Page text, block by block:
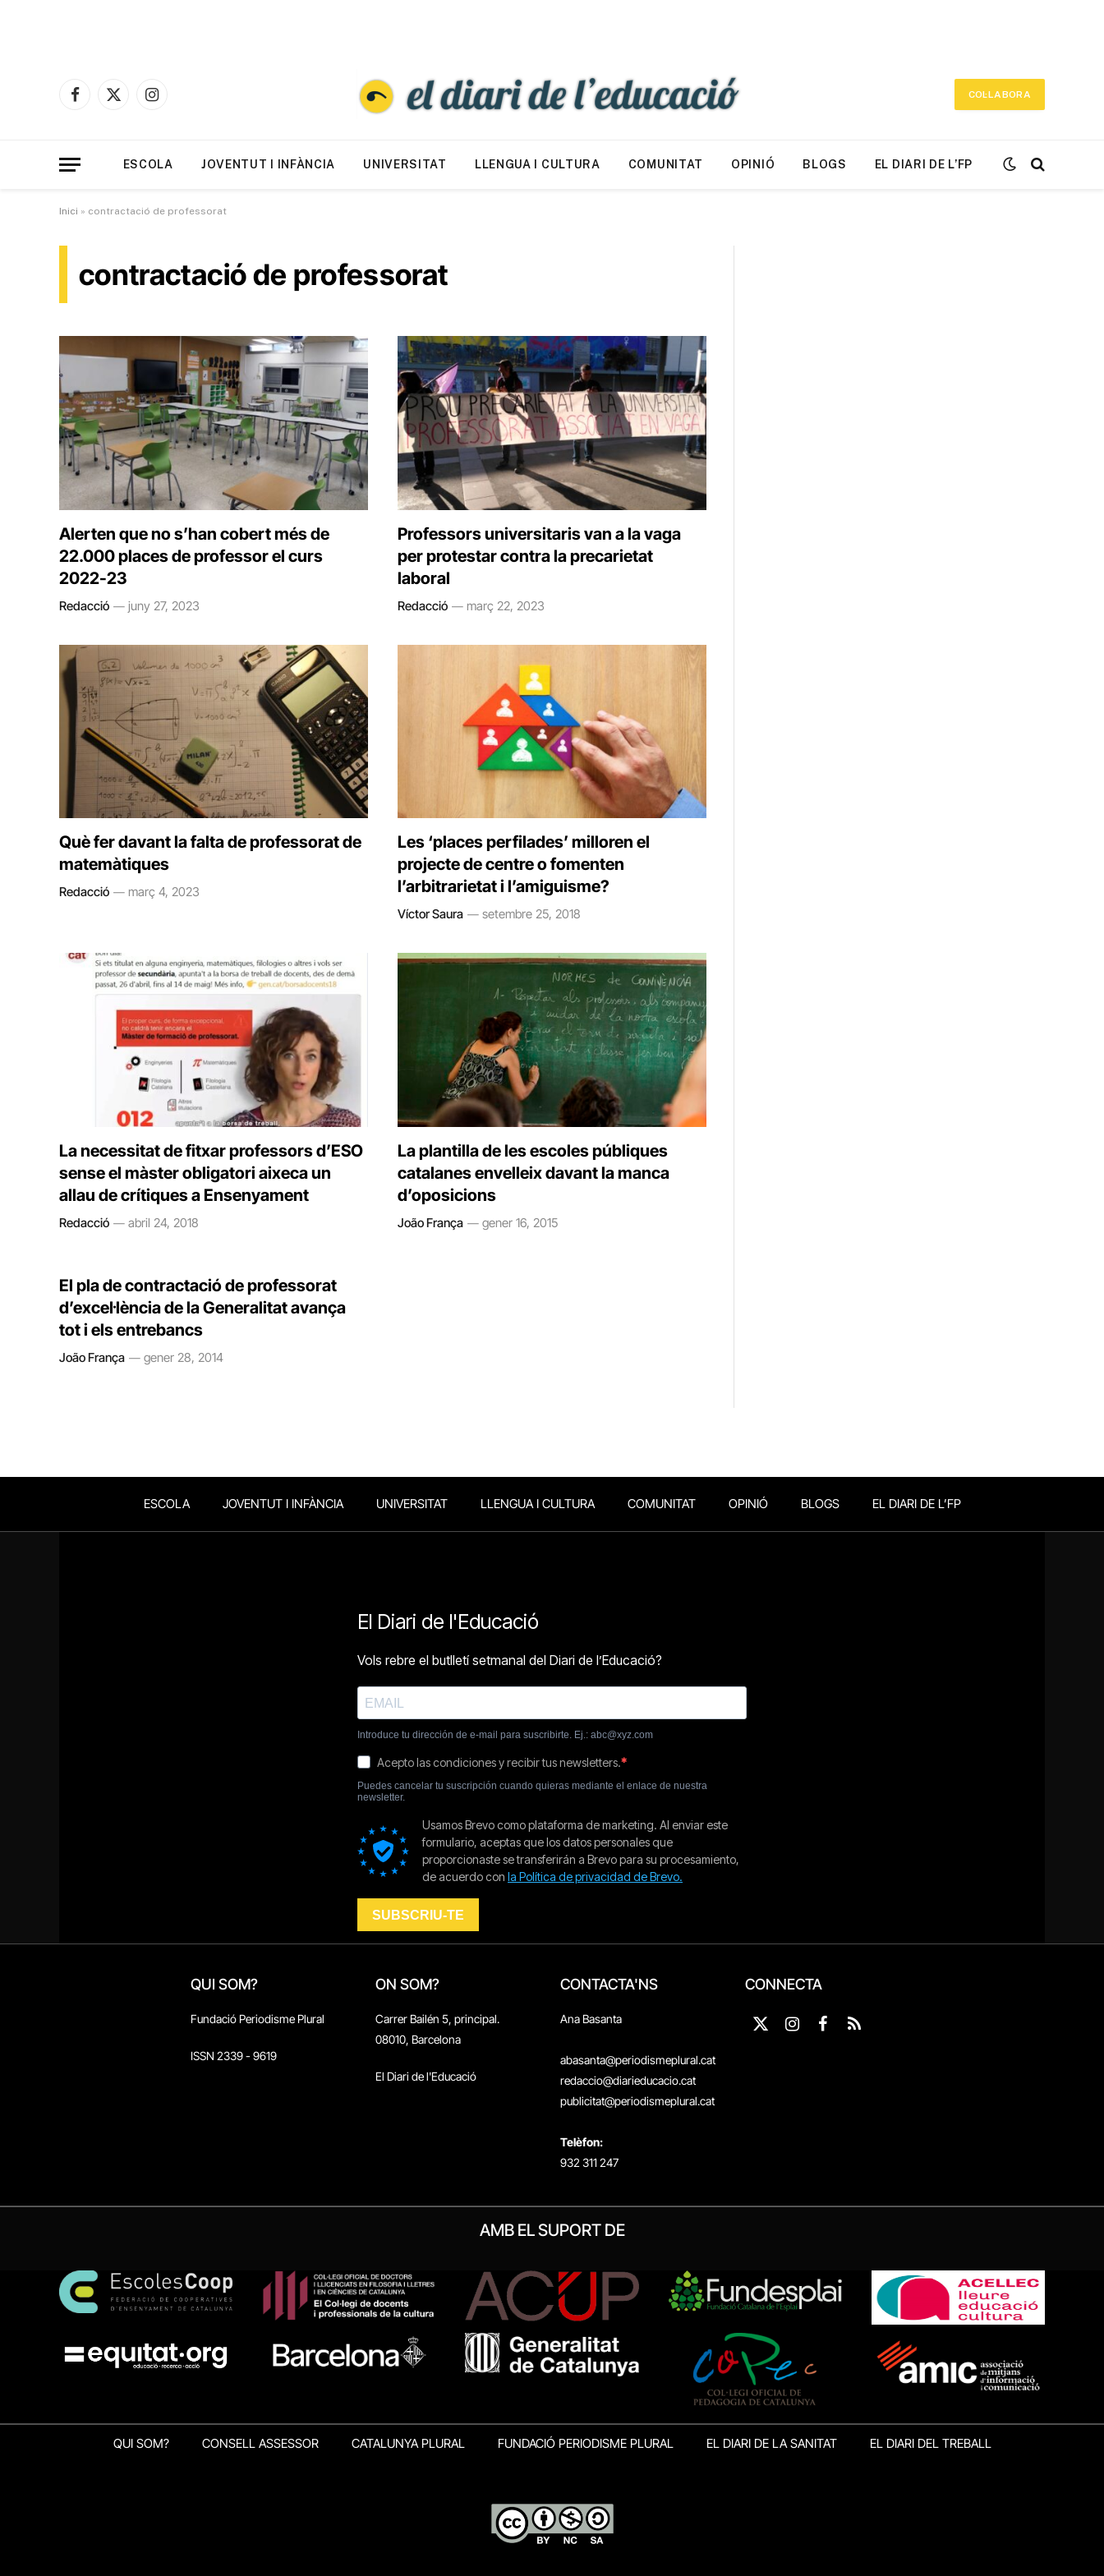
Facebook
X
Instagram
COL·LABORA
ESCOLA JOVENTUT I INFÀNCIA UNIVERSITAT LLENGUA I CULTURA COMUNITAT OPINIÓ BLOGS EL DIARI DE L’FP
Inici » contractació de professorat
contractació de professorat
Alerten que no s’han cobert més de
22.000 places de professor el curs
2022-23
Redacció juny 27, 2023
Professors universitaris van a la vaga
per protestar contra la precarietat
laboral
Redacció març 22, 2023
Què fer davant la falta de professorat de
matemàtiques
Redacció març 4, 2023
Les ‘places perfilades’ milloren el
projecte de centre o fomenten
l’arbitrarietat i l’amiguisme?
Víctor Saura setembre 25, 2018
La necessitat de fitxar professors d’ESO
sense el màster obligatori aixeca un
allau de crítiques a Ensenyament
Redacció abril 24, 2018
La plantilla de les escoles públiques
catalanes envelleix davant la manca
d’oposicions
João França gener 16, 2015
El pla de contractació de professorat
d’excel·lència de la Generalitat avança
tot i els entrebancs
João França gener 28, 2014
ESCOLA JOVENTUT I INFÀNCIA UNIVERSITAT LLENGUA I CULTURA COMUNITAT OPINIÓ BLOGS EL DIARI DE L’FP
QUI SOM?
Fundació Periodisme Plural
ISSN 2339 - 9619
ON SOM?
Carrer Bailén 5, principal.
08010, Barcelona
El Diari de l'Educació
CONTACTA'NS
Ana Basanta
abasanta@periodismeplural.cat
redaccio@diarieducacio.cat
publicitat@periodismeplural.cat
Telèfon:
932 311 247
CONNECTA
X
Instagram
Facebook
RSS
AMB EL SUPORT DE
QUI SOM? CONSELL ASSESSOR CATALUNYA PLURAL FUNDACIÓ PERIODISME PLURAL EL DIARI DE LA SANITAT EL DIARI DEL TREBALL